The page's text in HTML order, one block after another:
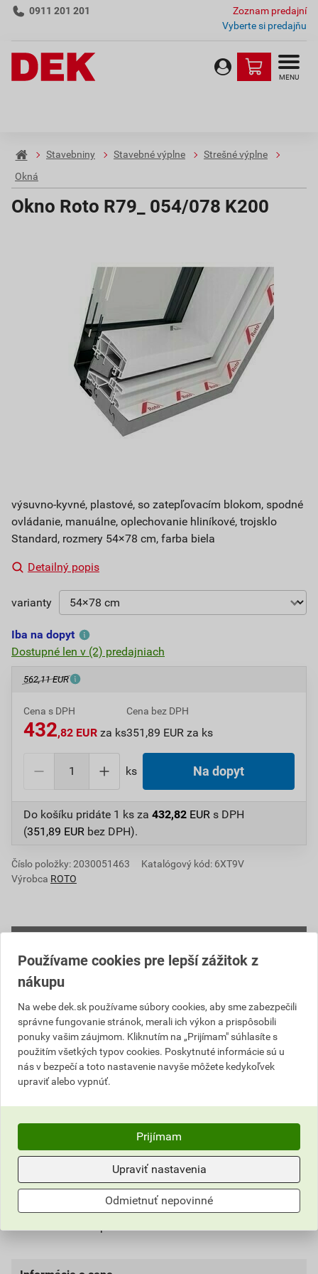
0911 201 201
Zoznam predajní
Vyberte si predajňu
MENU
Stavebniny Stavebné výplne
Strešné výplne
Okná
Okno Roto R79_ 054/078 K200
výsuvno-kyvné, plastové, so zatepľovacím blokom, spodné
ovládanie, manuálne, oplechovanie hliníkové, trojsklo
Standard, rozmery 54×78 cm, farba biela
Detailný popis
varianty
Iba na dopyt
Dostupné len v (2) predajniach
562,11 EUR
Cena s DPH
432,82 EUR za ks
Cena bez DPH
351,89 EUR za ks
ks Na dopyt
Do košíku pridáte 1 ks za 432,82 EUR s DPH
(351,89 EUR bez DPH).
Číslo položky:2030051463
Katalógový kód: 6XT9V
Výrobca ROTO
Strešné okno s veľmi obľúbenou konštrukciou vám
prináša omnoho viac pohodlia a slobodu pohybu.
Vďaka výsuvno kyvnému spôsobu otvárania a
užšiemu rámu si užijete viac svetla. Strešné okno
Designo R7 vás presvedčí svojím dizajnom.
Výsuvno kyvný spôsob otvárania,
pánt v hornej štvrtine rámu,
vhodné pre umiestnenie nižšie nad podlahou –
krídlo takmer vôbec nezasahuje do interiéru,
kľučka na spodnej hrane krídla pre pohodlné
ovládanie,
nastaviteľný pánt pre dodatočné nastavenie
krídla voči rámu,
bezpečnostná umývacia poloha,
Používame cookies pre lepší zážitok z
nákupu
Na webe dek.sk používame súbory cookies, aby sme zabezpečili
správne fungovanie stránok, merali ich výkon a prispôsobili
ponuky vašim záujmom. Kliknutím na „Prijímam" súhlasíte s
použitím všetkých typov cookies. Poskytnuté informácie sú u
nás v bezpečí a toto nastavenie navyše môžete kedykoľvek
upraviť alebo vypnúť.
Prijímam
Upraviť nastavenia
Odmietnuť nepovinné